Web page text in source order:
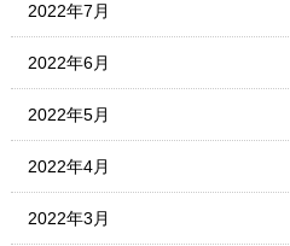
2022年7月
2022年6月
2022年5月
2022年4月
2022年3月